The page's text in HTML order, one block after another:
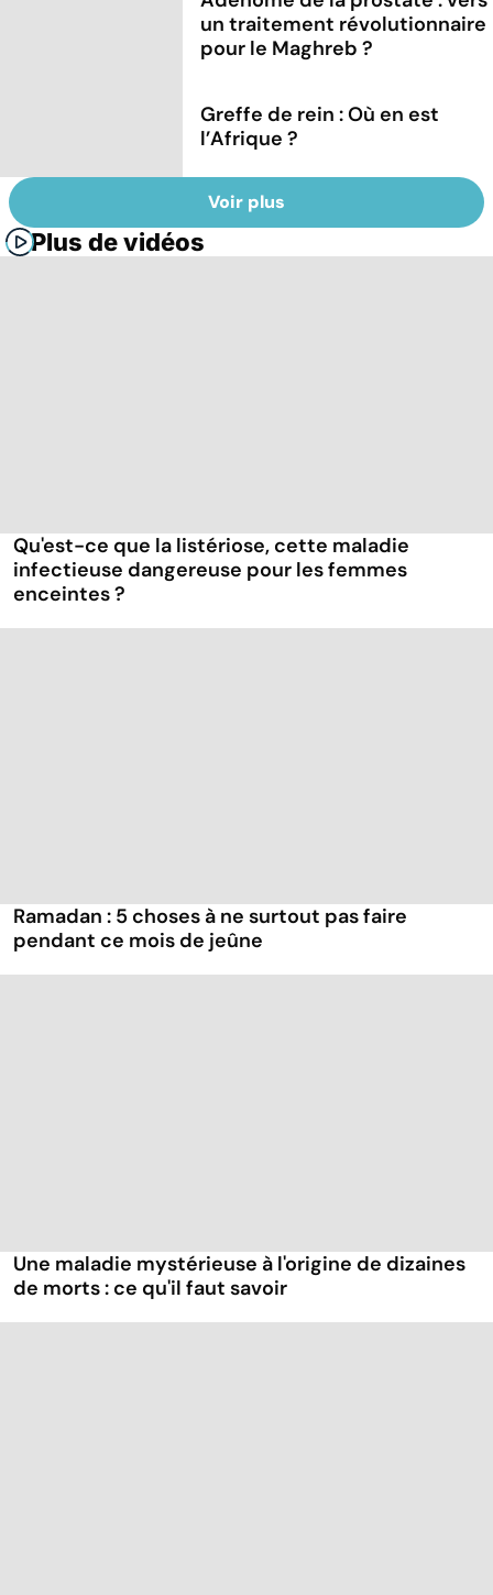
un traitement révolutionnaire
pour le Maghreb ?
Greffe de rein : Où en est
l’Afrique ?
Voir plus
Plus de vidéos
Qu'est-ce que la listériose, cette maladie
infectieuse dangereuse pour les femmes
enceintes ?
Ramadan : 5 choses à ne surtout pas faire
pendant ce mois de jeûne
Une maladie mystérieuse à l'origine de dizaines
de morts : ce qu'il faut savoir